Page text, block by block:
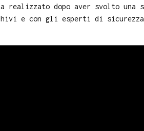
realizzato dopo aver svolto una
e con gli esperti di